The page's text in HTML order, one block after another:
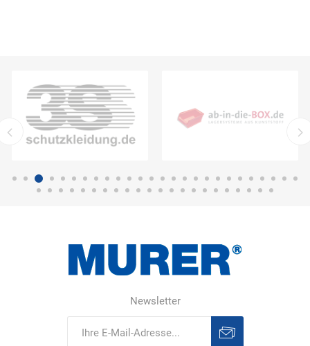
Newsletter